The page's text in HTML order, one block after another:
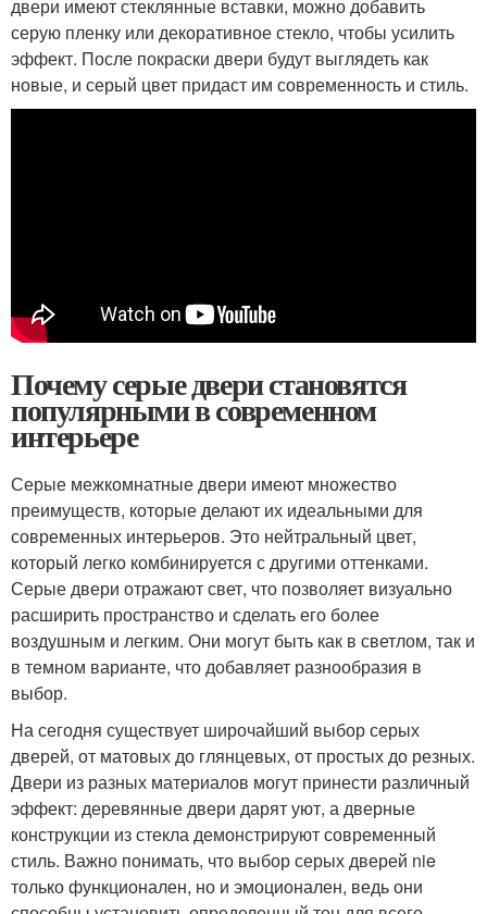
двери имеют стеклянные вставки, можно добавить
серую пленку или декоративное стекло, чтобы усилить
эффект. После покраски двери будут выглядеть как
новые, и серый цвет придаст им современность и стиль.
Почему серые двери становятся
популярными в современном
интерьере
Серые межкомнатные двери имеют множество
преимуществ, которые делают их идеальными для
современных интерьеров. Это нейтральный цвет,
который легко комбинируется с другими оттенками.
Серые двери отражают свет, что позволяет визуально
расширить пространство и сделать его более
воздушным и легким. Они могут быть как в светлом, так и
в темном варианте, что добавляет разнообразия в
выбор.
На сегодня существует широчайший выбор серых
дверей, от матовых до глянцевых, от простых до резных.
Двери из разных материалов могут принести различный
эффект: деревянные двери дарят уют, а дверные
конструкции из стекла демонстрируют современный
стиль. Важно понимать, что выбор серых дверей nie
только функционален, но и эмоционален, ведь они